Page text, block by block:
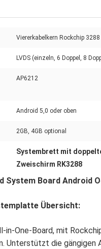
Viererkabelkern Rockchip 3288
LVDS (einzeln, 6 Doppel, 8
AP6212
Android 5,0 oder oben
2GB, 4GB optional
Systembrett mit
Zweischirm RK3288
System Board Android
Übersicht:
in-One-Board, mit
Unterstützt die gängigen